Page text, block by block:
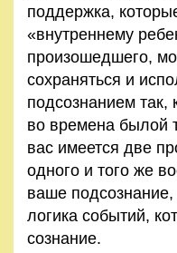
поддержка,
«внутреннему
произошедшего,
сохраняться и
подсознанием так,
во времена бы­лой
вас имеется две
одного и того же
ваше
логика событий,
сознание.